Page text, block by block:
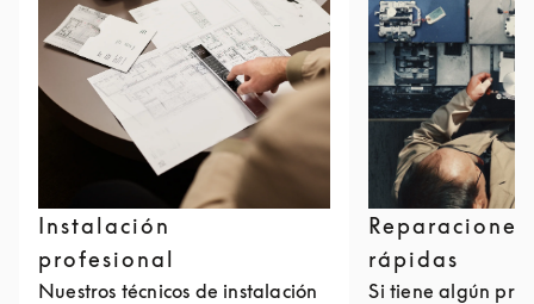
Instalación
profesional
Nuestros técnicos de instalación
Reparaciones
rápidas
Si tiene algún